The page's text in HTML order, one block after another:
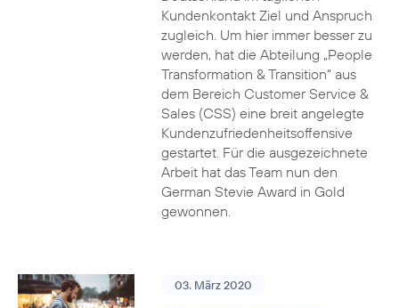
Kundenkontakt Ziel und Anspruch
zugleich. Um hier immer besser zu
werden, hat die Abteilung „People
Transformation & Transition“ aus
dem Bereich Customer Service &
Sales (CSS) eine breit angelegte
Kundenzufriedenheitsoffensive
gestartet. Für die ausgezeichnete
Arbeit hat das Team nun den
German Stevie Award in Gold
gewonnen.
03. März 2020